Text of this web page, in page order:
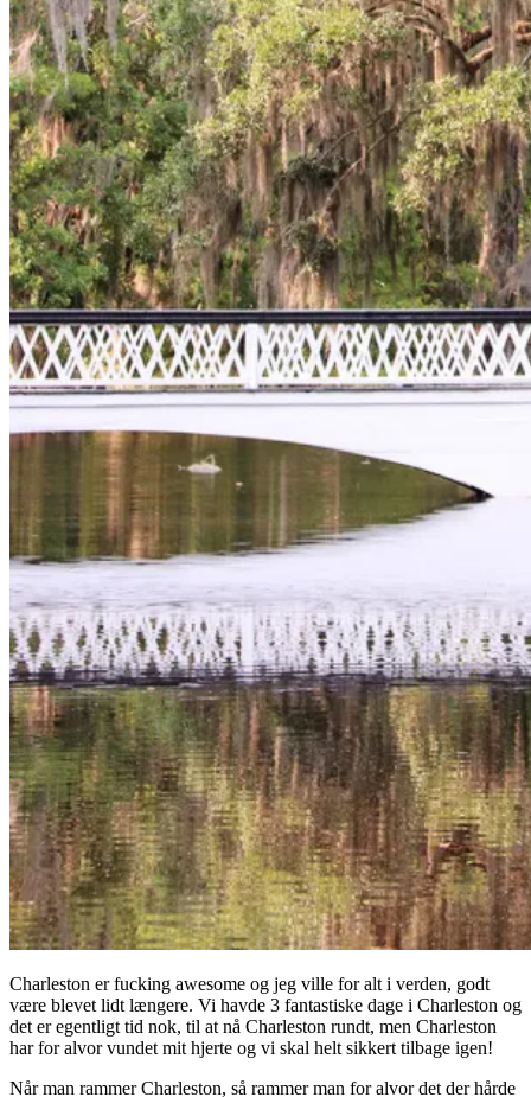
Charleston er fucking awesome og jeg ville for alt i verden, godt
være blevet lidt længere. Vi havde 3 fantastiske dage i Charleston og
det er egentligt tid nok, til at nå Charleston rundt, men Charleston
har for alvor vundet mit hjerte og vi skal helt sikkert tilbage igen!
Når man rammer Charleston, så rammer man for alvor det der hårde